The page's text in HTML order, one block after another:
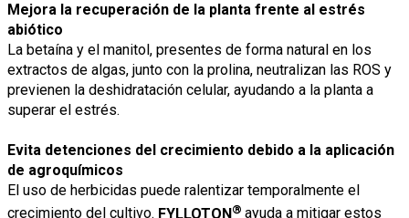
Mejora la recuperación de la planta frente al estrés
abiótico
La betaína y el manitol, presentes de forma natural en los
extractos de algas, junto con la prolina, neutralizan las ROS y
previenen la deshidratación celular, ayudando a la planta a
superar el estrés.
Evita detenciones del crecimiento debido a la aplicación
de agroquímicos
El uso de herbicidas puede ralentizar temporalmente el
crecimiento del cultivo. FYLLOTON® ayuda a mitigar estos